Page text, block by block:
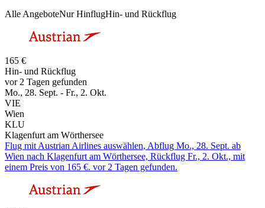
Alle AngeboteNur HinflugHin- und Rückflug
165 €
Hin- und Rückflug
vor 2 Tagen gefunden
Mo., 28. Sept. - Fr., 2. Okt.
VIE
Wien
KLU
Klagenfurt am Wörthersee
Flug mit Austrian Airlines auswählen, Abflug Mo., 28. Sept. ab
Wien nach Klagenfurt am Wörthersee, Rückflug Fr., 2. Okt., mit
einem Preis von 165 €. vor 2 Tagen gefunden.